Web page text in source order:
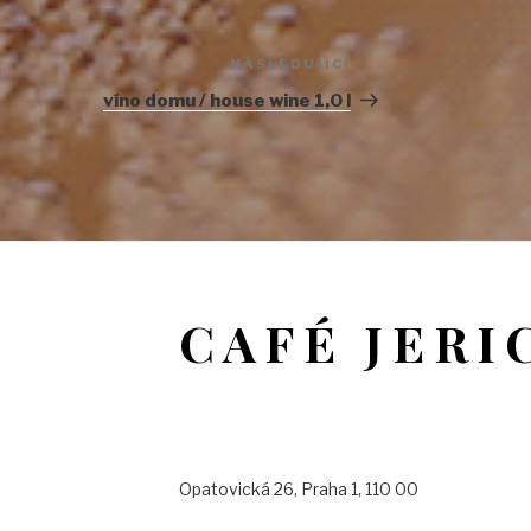
příspěvek
NÁSLEDUJÍCÍ
víno domu / house wine 1,0 l
CAFÉ
Opatovická 26, Praha 1, 110 00